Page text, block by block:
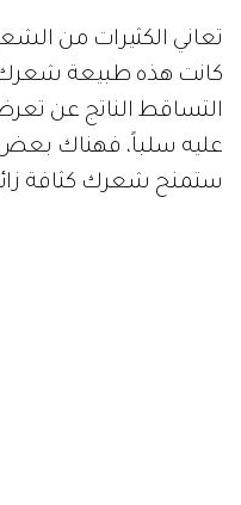
تعاني الكثيرات من
كانت هذه طبيعة شعرك
التساقط الناتج عن
عليه سلباً، فهناك بعض
ستمنح شعرك كثافة